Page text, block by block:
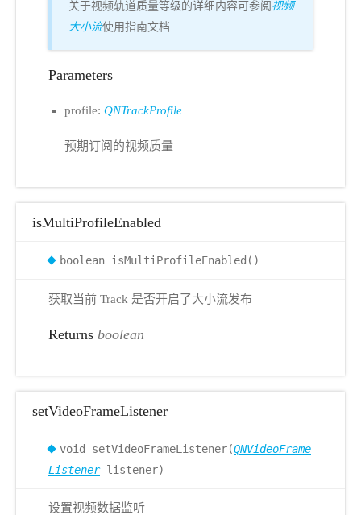
关于视频轨道质量等级的详细内容可参阅 视频
大小流使用指南文档
Parameters
profile: QNTrackProfile
预期订阅的视频质量
isMultiProfileEnabled
boolean isMultiProfileEnabled()
获取当前 Track 是否开启了大小流发布
Returns boolean
setVideoFrameListener
void setVideoFrameListener(QNVideoFrame
Listenerlistener)
设置视频数据监听